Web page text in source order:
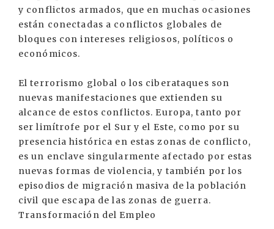
y conflictos armados, que en muchas ocasiones
están conectadas a conflictos globales de
bloques con intereses religiosos, políticos o
económicos.
El terrorismo global o los ciberataques son
nuevas manifestaciones que extienden su
alcance de estos conflictos. Europa, tanto por
ser limítrofe por el Sur y el Este, como por su
presencia histórica en estas zonas de conflicto,
es un enclave singularmente afectado por estas
nuevas formas de violencia, y también por los
episodios de migración masiva de la población
civil que escapa de las zonas de guerra.
Transformación del Empleo